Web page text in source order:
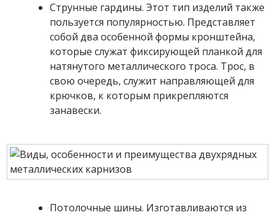
Струнные гардины. Этот тип изделий также
пользуется популярностью. Представляет
собой два особенной формы кронштейна,
которые служат фиксирующей планкой для
натянутого металлического троса. Трос, в
свою очередь, служит направляющей для
крючков, к которым прикрепляются
занавески.
Потолочные шины. Изготавливаются из